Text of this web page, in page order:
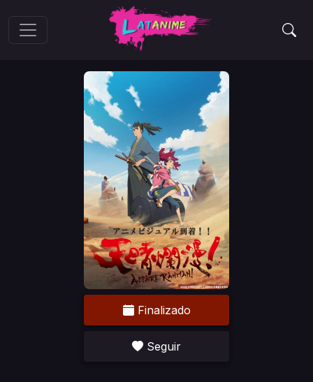
Finalizado
Seguir